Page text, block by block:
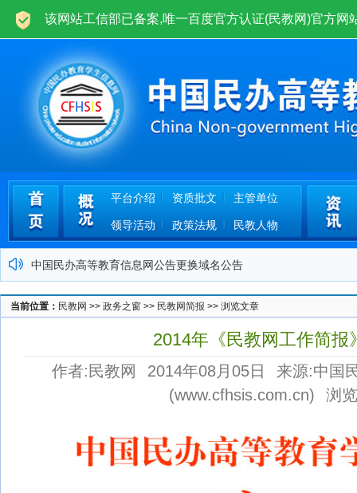
欢迎光临中国民办高等教育学生信息网(民教网)www.cfhsis.com.cn！
平台介绍 资质批文 主管单位
领导活动 政策法规 民教人物
中国民办高等教育信息网公告更换域名公告
中国民办高等教育学生信息网运营公告
关于民办高校学业证书网上查询管理办法
关于非法网站仿冒我司民教网严正声明
当前位置： 民教网 >> 政务之窗 >> 民教网简报 >> 浏览文章
2014年《民教网工作简报
作者:民教网 2014年08月05日
来源:中国
(www.cfhsis.com.cn)
浏